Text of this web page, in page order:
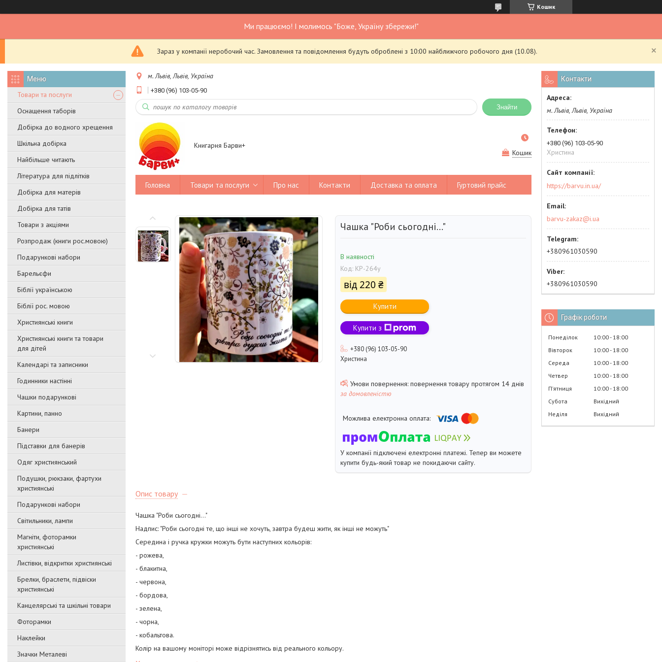
Кошик
Ми працюємо! І молимось "Боже, Україну збережи!"
Зараз у компанії неробочий час. Замовлення та повідомлення будуть оброблені з 10:00 найближчого робочого дня (10.08).
Товари та послуги
Оснащення таборів
Добірка до водного хрещення
Шкільна добірка
Найбільше читають
Література для підлітків
Добірка для матерів
Добірка для татів
Товари з акціями
Розпродаж (книги рос.мовою)
Подарункові набори
Барельєфи
Біблії українською
Біблії рос. мовою
Християнські книги
Християнські книги та товари
для дітей
Календарі та записники
Годинники настінні
Чашки подарункові
Картини, панно
Банери
Підставки для банерів
Одяг християнський
Подушки, рюкзаки, фартухи
християнські
Подарункові набори
Світильники, лампи
Магніти, фоторамки
християнські
Листівки, відкритки християнські
Брелки, браслети, підвіски
християнські
Канцелярські та шкільні товари
Фоторамки
Наклейки
Значки Металеві
м. Львів, Львів, Україна
+380 (96) 103-05-90
Знайти
Книгарня Барви+
Кошик
Головна Товари та послуги Про нас Контакти Доставка та оплата Гуртовий прайс
Чашка "Роби сьогодні..."
В наявності
Код: КР-264у
від220 ₴
Купити
Купити з
+380 (96) 103-05-90
Христина
повернення товару протягом 14 днів
за домовленістю
У компанії підключені електронні платежі. Тепер ви можете
купити будь-який товар не покидаючи сайту.
Опис товару
Чашка "Роби сьогодні..."
Надпис: "Роби сьогодні те, що інші не хочуть, завтра будеш жити, як інші не можуть"
Середина і ручка кружки можуть бути наступних кольорів:
- рожева,
- блакитна,
- червона,
- бордова,
- зелена,
- чорна,
- кобальтова.
Колір на вашому моніторі може відрізнятись від реального кольору.
Контакти
м. Львів, Львів, Україна
+380 (96) 103-05-90
Христина
https://barvu.in.ua/
barvu-zakaz@i.ua
+380961030590
+380961030590
Графік роботи
Понеділок 10:00 18:00
Вівторок
10:00 18:00
Середа
10:00 18:00
Четвер
10:00 18:00
Пʼятниця
10:00 18:00
Субота
Вихідний
Неділя
Вихідний